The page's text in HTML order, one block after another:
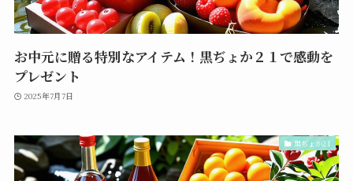
お中元に贈る特別なアイテム！黒ぢょか２１で感動を
プレゼント
2025年7月7日
黒ぢょか21